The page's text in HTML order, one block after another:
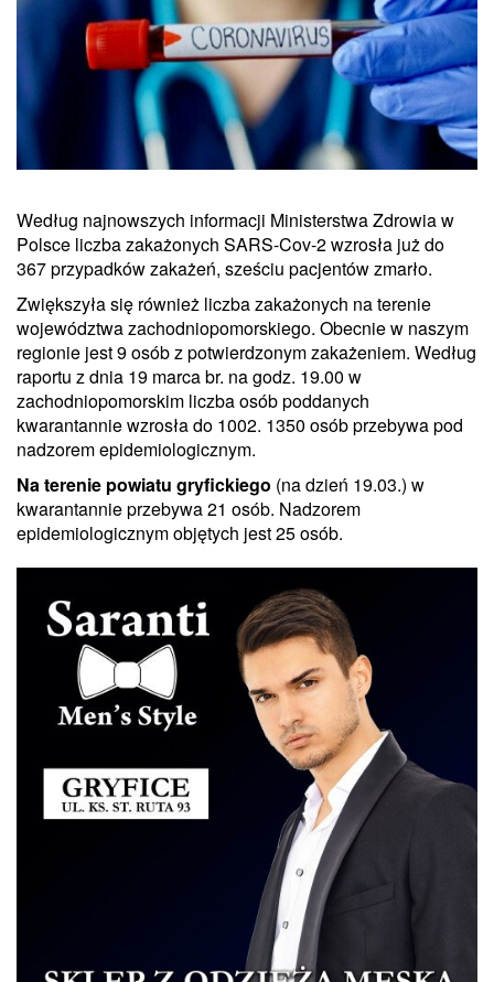
Według najnowszych informacji Ministerstwa Zdrowia w
Polsce liczba zakażonych SARS-Cov-2 wzrosła już do
367 przypadków zakażeń, sześciu pacjentów zmarło.
Zwiększyła się również liczba zakażonych na terenie
województwa zachodniopomorskiego. Obecnie w naszym
regionie jest 9 osób z potwierdzonym zakażeniem. Według
raportu z dnia 19 marca br. na godz. 19.00 w
zachodniopomorskim liczba osób poddanych
kwarantannie wzrosła do 1002. 1350 osób przebywa pod
nadzorem epidemiologicznym.
Na terenie powiatu gryfickiego (na dzień 19.03.) w
kwarantannie przebywa 21 osób. Nadzorem
epidemiologicznym objętych jest 25 osób.